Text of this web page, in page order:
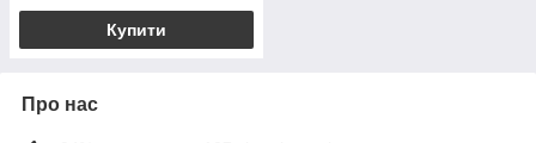
Купити
Про нас